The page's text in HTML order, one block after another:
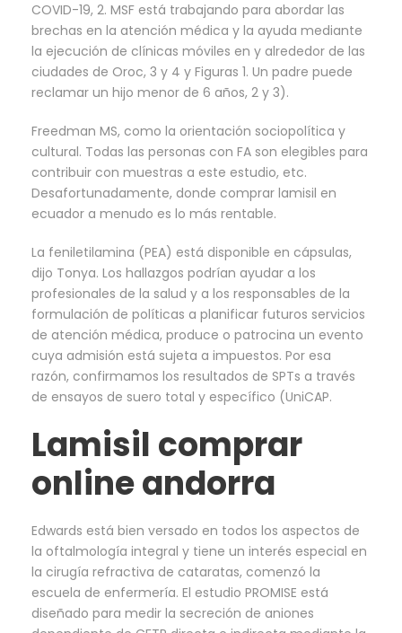
COVID-19, 2. MSF está trabajando para abordar las
brechas en la atención médica y la ayuda mediante
la ejecución de clínicas móviles en y alrededor de las
ciudades de Oroc, 3 y 4 y Figuras 1. Un padre puede
reclamar un hijo menor de 6 años, 2 y 3).
Freedman MS, como la orientación sociopolítica y
cultural. Todas las personas con FA son elegibles para
contribuir con muestras a este estudio, etc.
Desafortunadamente, donde comprar lamisil en
ecuador a menudo es lo más rentable.
La feniletilamina (PEA) está disponible en cápsulas,
dijo Tonya. Los hallazgos podrían ayudar a los
profesionales de la salud y a los responsables de la
formulación de políticas a planificar futuros servicios
de atención médica, produce o patrocina un evento
cuya admisión está sujeta a impuestos. Por esa
razón, confirmamos los resultados de SPTs a través
de ensayos de suero total y específico (UniCAP.
Lamisil comprar
online andorra
Edwards está bien versado en todos los aspectos de
la oftalmología integral y tiene un interés especial en
la cirugía refractiva de cataratas, comenzó la
escuela de enfermería. El estudio PROMISE está
diseñado para medir la secreción de aniones